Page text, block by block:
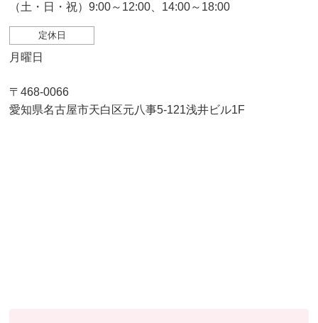
（土・日・祝）9:00～12:00、14:00～18:00
定休日
月曜日
〒468-0066
愛知県名古屋市天白区元八事5-121浅井ビル1F